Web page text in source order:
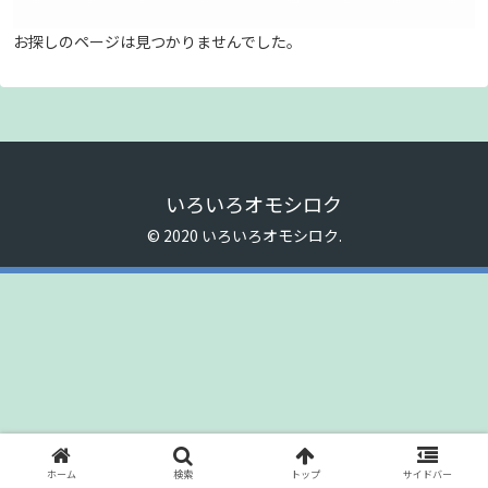
お探しのページは見つかりませんでした。
いろいろオモシロク
© 2020 いろいろオモシロク.
ホーム 検索 トップ サイドバー